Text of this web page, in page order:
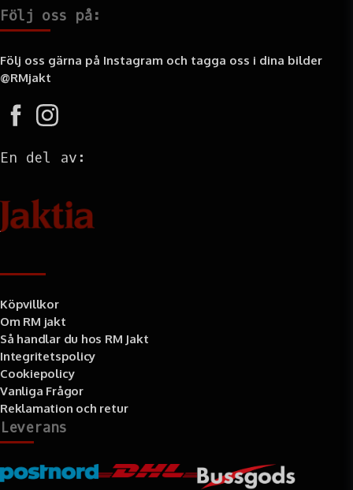
Följ oss på:
Följ oss gärna på Instagram och tagga oss i dina bilder
@RMjakt
En del av:
Köpvillkor
Om RM jakt
Så handlar du hos RM Jakt
Integritetspolicy
Cookiepolicy
Vanliga Frågor
Reklamation och retur
Leverans